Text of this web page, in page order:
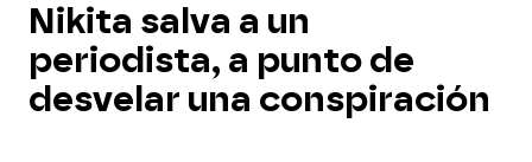
Nikita salva a un
periodista, a punto de
desvelar una conspiración